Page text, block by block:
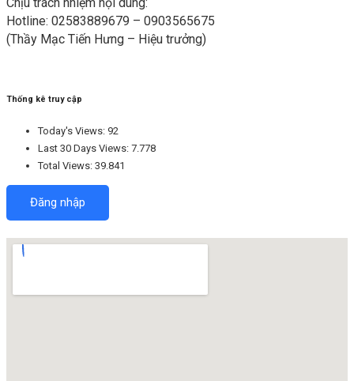
Hotline: 02583889679 – 0903565675
(Thầy Mạc Tiến Hưng – Hiệu trưởng)
Thống kê truy cập
Today's Views: 92
Last 30 Days Views: 7.778
Total Views: 39.841
Đăng nhập